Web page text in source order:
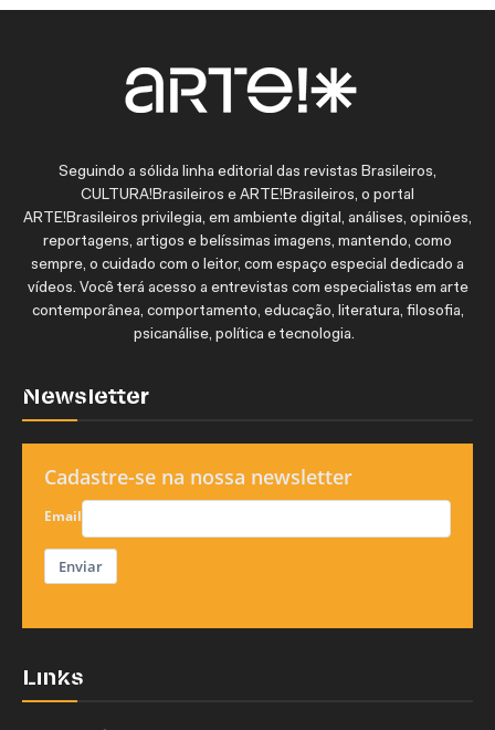
Seguindo a sólida linha editorial das revistas Brasileiros,
CULTURA!Brasileiros e ARTE!Brasileiros, o portal
ARTE!Brasileiros privilegia, em ambiente digital, análises, opiniões,
reportagens, artigos e belíssimas imagens, mantendo, como
sempre, o cuidado com o leitor, com espaço especial dedicado a
vídeos. Você terá acesso a entrevistas com especialistas em arte
contemporânea, comportamento, educação, literatura, filosofia,
psicanálise, política e tecnologia.
Newsletter
Cadastre-se na nossa newsletter
Email
Enviar
Links